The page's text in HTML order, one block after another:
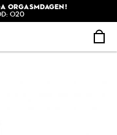
ORGASMDAGEN!
O20